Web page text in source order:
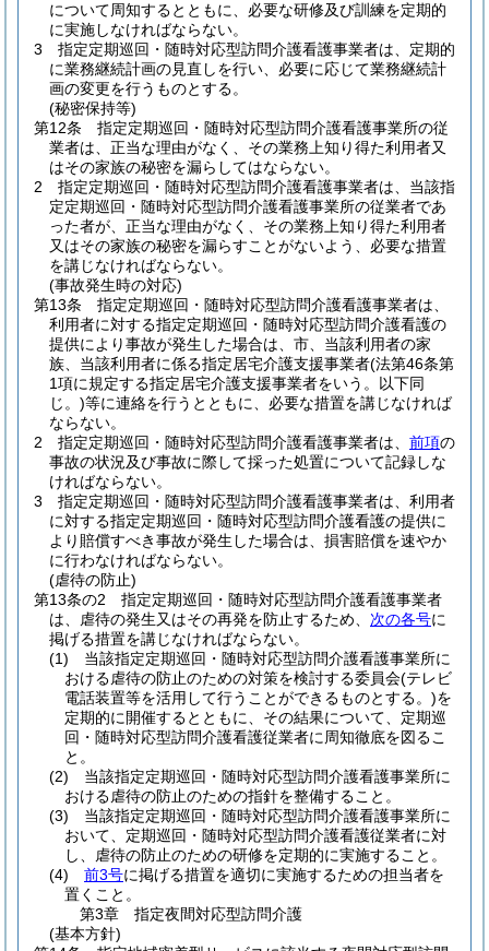
について周知するとともに、必要な研修及び訓練を定期的
に実施しなければならない。
3
指定定期巡回・随時対応型訪問介護看護事業者は、定期的
に業務継続計画の見直しを行い、必要に応じて業務継続計
画の変更を行うものとする。
(秘密保持等)
第12条
指定定期巡回・随時対応型訪問介護看護事業所の従
業者は、正当な理由がなく、その業務上知り得た利用者又
はその家族の秘密を漏らしてはならない。
2
指定定期巡回・随時対応型訪問介護看護事業者は、当該指
定定期巡回・随時対応型訪問介護看護事業所の従業者であ
った者が、正当な理由がなく、その業務上知り得た利用者
又はその家族の秘密を漏らすことがないよう、必要な措置
を講じなければならない。
(事故発生時の対応)
第13条
指定定期巡回・随時対応型訪問介護看護事業者は、
利用者に対する指定定期巡回・随時対応型訪問介護看護の
提供により事故が発生した場合は、市、当該利用者の家
族、当該利用者に係る指定居宅介護支援事業者(法第46条第
1項に規定する指定居宅介護支援事業者をいう。以下同
じ。)等に連絡を行うとともに、必要な措置を講じなければ
ならない。
2
指定定期巡回・随時対応型訪問介護看護事業者は、 前項の
事故の状況及び事故に際して採った処置について記録しな
ければならない。
3
指定定期巡回・随時対応型訪問介護看護事業者は、利用者
に対する指定定期巡回・随時対応型訪問介護看護の提供に
より賠償すべき事故が発生した場合は、損害賠償を速やか
に行わなければならない。
(虐待の防止)
第13条の2
指定定期巡回・随時対応型訪問介護看護事業者
は、虐待の発生又はその再発を防止するため、 次の各号に
掲げる措置を講じなければならない。
(1)
当該指定定期巡回・随時対応型訪問介護看護事業所に
おける虐待の防止のための対策を検討する委員会(テレビ
電話装置等を活用して行うことができるものとする。)を
定期的に開催するとともに、その結果について、定期巡
回・随時対応型訪問介護看護従業者に周知徹底を図るこ
と。
(2)
当該指定定期巡回・随時対応型訪問介護看護事業所に
おける虐待の防止のための指針を整備すること。
(3)
当該指定定期巡回・随時対応型訪問介護看護事業所に
おいて、定期巡回・随時対応型訪問介護看護従業者に対
し、虐待の防止のための研修を定期的に実施すること。
(4)
前3号に掲げる措置を適切に実施するための担当者を
置くこと。
第3章
指定夜間対応型訪問介護
(基本方針)